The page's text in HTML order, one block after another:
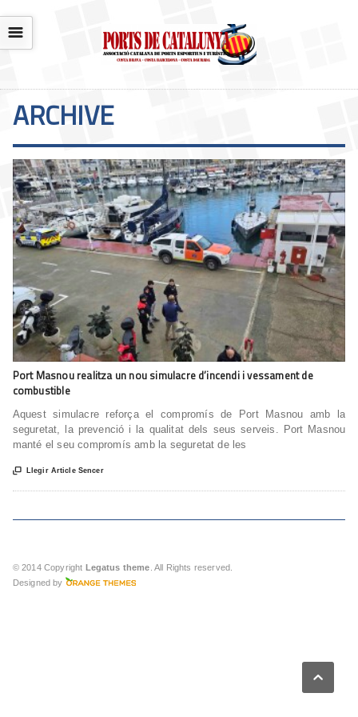
☰
ARCHIVE
Port Masnou realitza un nou simulacre d’incendi i vessament de
combustible
Aquest simulacre reforça el compromís de Port Masnou amb la
seguretat, la prevenció i la qualitat dels seus serveis. Port Masnou
manté el seu compromís amb la seguretat de les
 Llegir Article Sencer
© 2014 Copyright Legatus theme . All Rights reserved.
Designed by
